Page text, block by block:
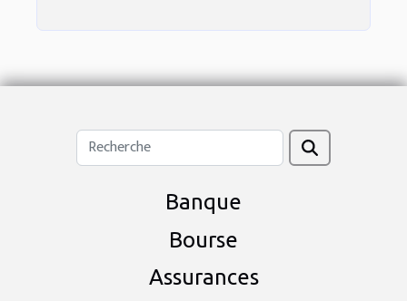
Banque
Bourse
Assurances